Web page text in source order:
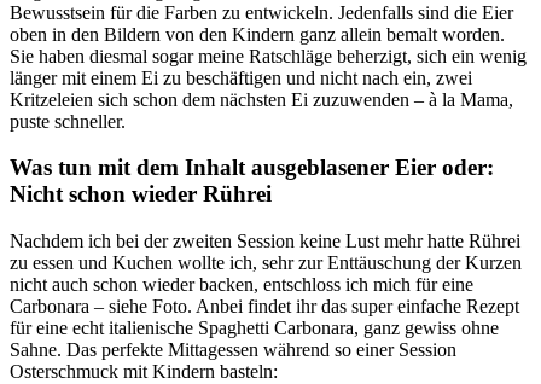
Bewusstsein für die Farben zu entwickeln. Jedenfalls sind die Eier
oben in den Bildern von den Kindern ganz allein bemalt worden.
Sie haben diesmal sogar meine Ratschläge beherzigt, sich ein wenig
länger mit einem Ei zu beschäftigen und nicht nach ein, zwei
Kritzeleien sich schon dem nächsten Ei zuzuwenden – à la Mama,
puste schneller.
Was tun mit dem Inhalt ausgeblasener Eier oder:
Nicht schon wieder Rührei
Nachdem ich bei der zweiten Session keine Lust mehr hatte Rührei
zu essen und Kuchen wollte ich, sehr zur Enttäuschung der Kurzen
nicht auch schon wieder backen, entschloss ich mich für eine
Carbonara – siehe Foto. Anbei findet ihr das super einfache Rezept
für eine echt italienische Spaghetti Carbonara, ganz gewiss ohne
Sahne. Das perfekte Mittagessen während so einer Session
Osterschmuck mit Kindern basteln: